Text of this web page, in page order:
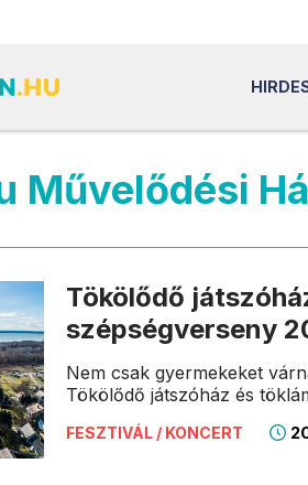
Művelődési
Tökölődő
szépségverseny
Nem csak gyermekeket
Tökölődő játszóház és
FESZTIVÁL / KONCERT